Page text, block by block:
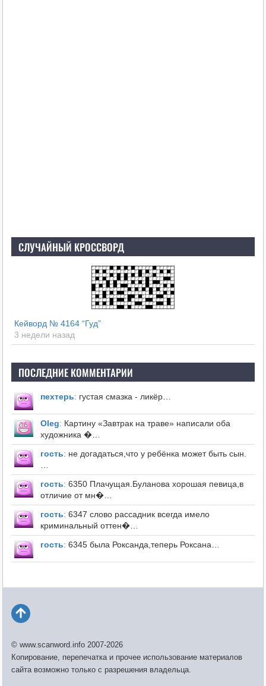
СЛУЧАЙНЫЙ КРОССВОРД
Кейворд № 4164 “Гуд”
3 недели назад
ПОСЛЕДНИЕ КОММЕНТАРИИ
пехтерь: густая смазка - ликёр…
Оleg: Картину «Завтрак на траве» написали оба
художника �…
гость: не догадаться,что у ребёнка может быть сын.
гость: 6350 Плачущая.Буланова хорошая певица,в
отличие от мн�…
гость: 6347 слово рассадник всегда имело
криминальный оттен�…
гость: 6345 была Роксанда,теперь Роксана…
© www.scanword.info 2007-2026
Копирование, перепечатка и прочее использование материалов
сайта возможно только с разрешения владельца.